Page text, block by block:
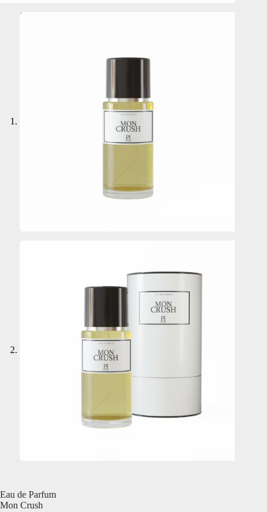
Eau de Parfum
Mon Crush